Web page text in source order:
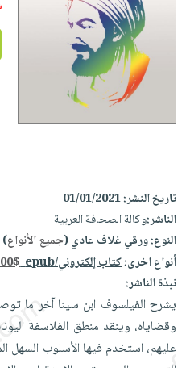
إختياراتنا
كتب
أكاديمية
صندوق
iKitab
حدود
أسئلة
على
Android
تحميل
iKitab
على
Apple
أسئلة
يتكرر
طرحها
تحميل
masmu3
على
masmu3
على
Apple
المواضيع
الأكثر
مبيعاً
إختياراتنا
وسائل
القراءة
جوائز
تعليمية
الصحة
والعناية
جديد
العناية
الشخصية
العناية
وتصفيف
الشعر
العناية
بالجسم
المطبخ
والسفرة
جديد
الكل
أواني
الطهي
أدوات
الخبز
متجر
الهدايا
أقسام
تاريخ النشر:01/01/2021
الناشر:وكالة الصحافة العربية
النوع:ورقي غلاف عادي (جميع الأنواع)
أنواع اخرى:كتاب إلكتروني/epub
نبذة الناشر:
يشرح الفيلسوف ابن سينا آخر ما
وقضاياه، وينقد منطق الفلاسفة
عليهم، استخدم فيها الأسلوب السهل